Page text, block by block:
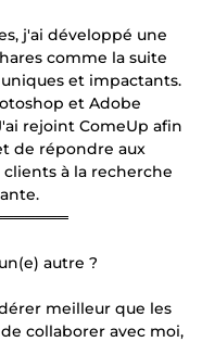
j'ai développé une
comme la suite
et impactants.
et Adobe
rejoint ComeUp afin
de répondre aux
à la recherche
autre ?
meilleur que les
collaborer avec moi,